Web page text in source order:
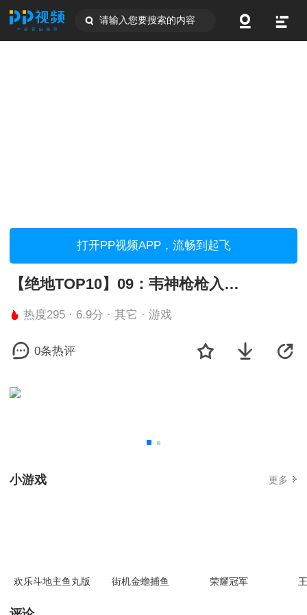
请输入您要搜索的内容
打开PP视频APP，流畅到起飞
【绝地TOP10】09：韦神枪枪入肉连取四人
热度295 · 6.9分 · 其它 · 游戏
0条热评
小游戏 更多
欢乐斗地主鱼丸版 街机金蟾捕鱼 荣耀冠军